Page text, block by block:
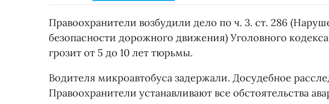
Правоохранители возбудили дело по ч. 3. ст. 286
безопасности дорожного движения) Уголовного
грозит от 5 до 10 лет тюрьмы.
Водителя микроавтобуса задержали. Досудебное
Правоохранители устанавливают все обстоятельства